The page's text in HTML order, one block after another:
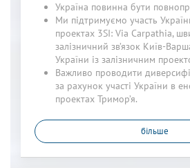
Україна повинна бути
Ми підтримуємо участь
проектах 3SI: Via Carpathia,
залізничний зв’язок Київ-
України із залізничним
Важливо проводити
за рахунок участі України в
проектах Тримор’я.
більше